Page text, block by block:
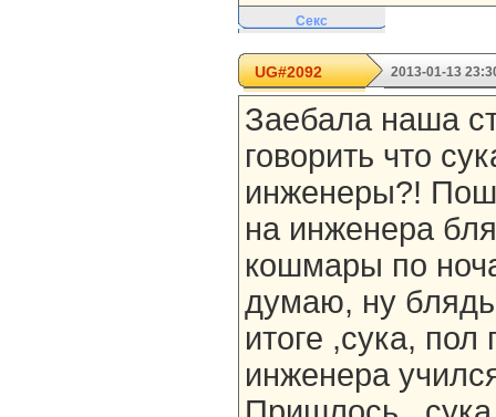
Секс
UG#2092 2013-01-13
Заебала наша
говорить что
инженеры?!
на инженера
кошмары по
думаю, ну
итоге ,сука, пол
инженера